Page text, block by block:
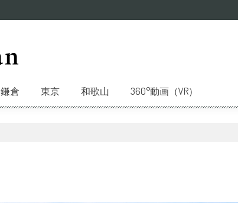
鎌倉 東京 和歌山 360°動画（VR）